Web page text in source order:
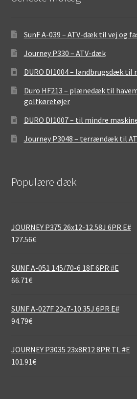
SunF A-039 – ATV-dæk til vej og
Journey P330 – ATV-dæk
DURO DI1004 – landbrugsdæk til
Duro HF213 – plænedæk til
golfkøretøjer
DURO DI1007 – til mindre
Journey P3048 – terrændæk til
Populære dæk
JOURNEY P375 26x12-12 58J 6PR E#
127.56€
SUNF A-051 145/70-6 18F 6PR #E
66.71€
SUNF A-027F 22x7-10 35J 6PR E#
94.79€
JOURNEY P3035 23x8R12 8PR TL #E
101.91€